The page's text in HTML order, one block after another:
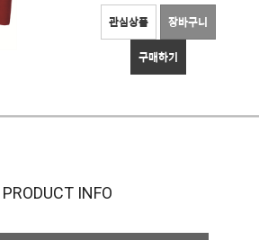
관심상품 장바구니
구매하기
PRODUCT INFO